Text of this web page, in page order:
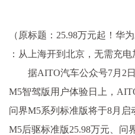
（原标题：25.98万元起！华
：从上海开到北京，无需充电
据AITO汽车公众号7月2
M5智驾版用户体验日上，
问界M5系列标准版将于8月
M5后驱标准版25.98万元、问